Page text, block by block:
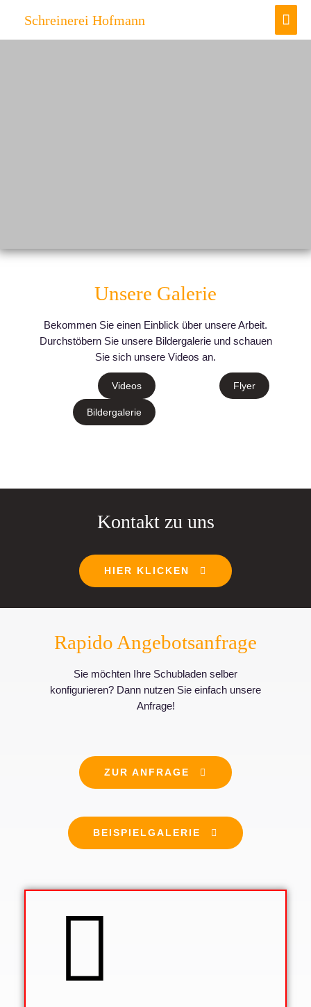
Schreinerei Hofmann
Unsere Galerie
Bekommen Sie einen Einblick über unsere Arbeit.
Durchstöbern Sie unsere Bildergalerie und schauen
Sie sich unsere Videos an.
Videos Flyer
Bildergalerie
Kontakt zu uns
HIER KLICKEN
Rapido Angebotsanfrage
Sie möchten Ihre Schubladen selber
konfigurieren? Dann nutzen Sie einfach unsere
Anfrage!
ZUR ANFRAGE
BEISPIELGALERIE